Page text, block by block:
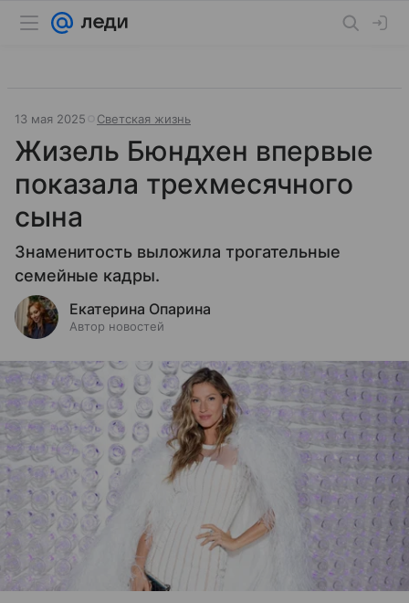
13 мая 2025 Светская жизнь
Жизель Бюндхен впервые
показала трехмесячного
сына
Знаменитость выложила трогательные
семейные кадры.
Екатерина Опарина
Автор новостей